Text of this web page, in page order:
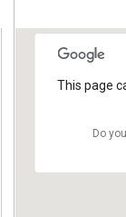
This page
Do